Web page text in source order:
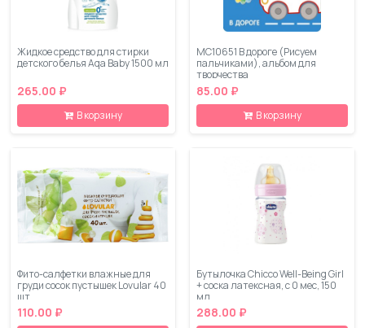
Жидкое средство для стирки
детского белья Aqa Baby 1500 мл
265.00 ₽
В корзину
МС10651 В дороге (Рисуем
пальчиками), альбом для
творчества
85.00 ₽
В корзину
Фито-салфетки влажные для
груди сосок пустышек Lovular 40
шт
110.00 ₽
Бутылочка Chicco Well-Being Girl
+ соска латексная, с 0 мес, 150
мл
288.00 ₽